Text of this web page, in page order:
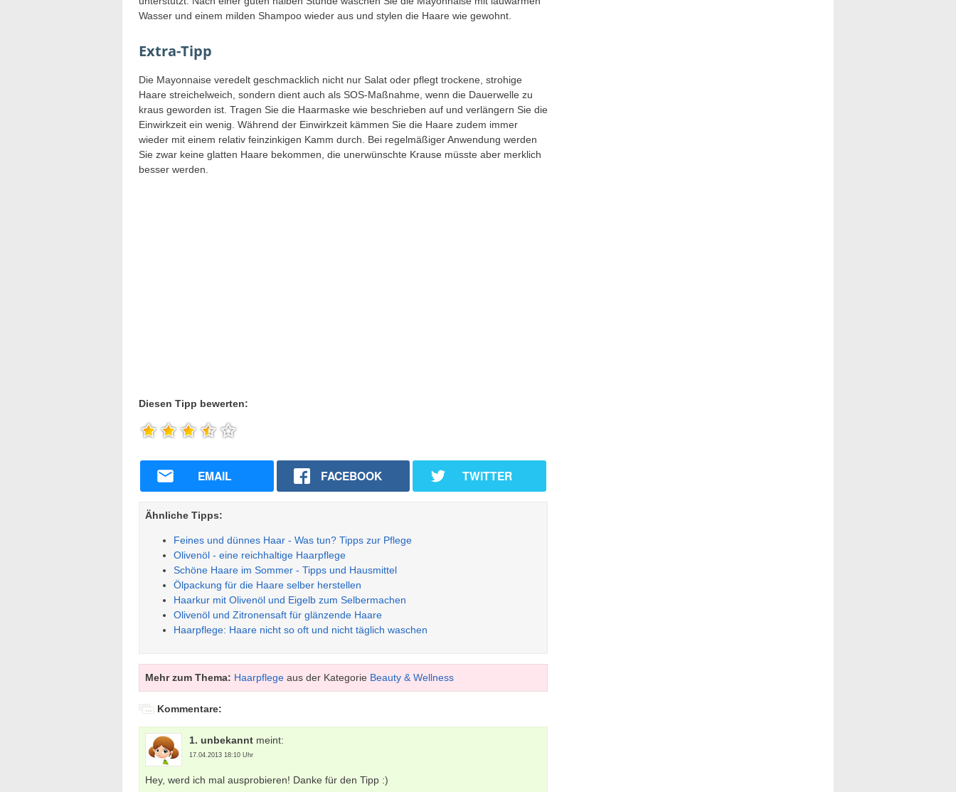
Wasser und einem milden Shampoo wieder aus und stylen die Haare wie gewohnt.
Extra-Tipp
Die Mayonnaise veredelt geschmacklich nicht nur Salat oder pflegt trockene, strohige
Haare streichelweich, sondern dient auch als SOS-Maßnahme, wenn die Dauerwelle zu
kraus geworden ist. Tragen Sie die Haarmaske wie beschrieben auf und verlängern Sie die
Einwirkzeit ein wenig. Während der Einwirkzeit kämmen Sie die Haare zudem immer
wieder mit einem relativ feinzinkigen Kamm durch. Bei regelmäßiger Anwendung werden
Sie zwar keine glatten Haare bekommen, die unerwünschte Krause müsste aber merklich
besser werden.
Diesen Tipp bewerten:
EMAIL FACEBOOK TWITTER
Ähnliche Tipps:
Feines und dünnes Haar - Was tun? Tipps zur Pflege
Olivenöl - eine reichhaltige Haarpflege
Schöne Haare im Sommer - Tipps und Hausmittel
Ölpackung für die Haare selber herstellen
Haarkur mit Olivenöl und Eigelb zum Selbermachen
Olivenöl und Zitronensaft für glänzende Haare
Haarpflege: Haare nicht so oft und nicht täglich waschen
Mehr zum Thema: Haarpflege aus der Kategorie Beauty & Wellness
Kommentare:
1. unbekannt meint:
17.04.2013 18:10 Uhr
Hey, werd ich mal ausprobieren! Danke für den Tipp :)